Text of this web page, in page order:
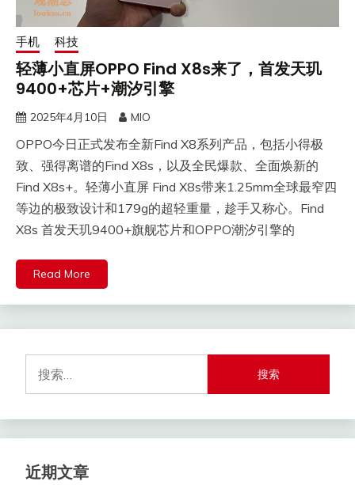
手机 科技
轻薄小直屏OPPO Find X8s来了，首发天玑
9400+芯片+潮汐引擎
2025年4月10日 MIO
OPPO今日正式发布全新Find X8系列产品，包括小得极
致、强得离谱的Find X8s，以及全民爆款、全面焕新的
Find X8s+。轻薄小直屏 Find X8s带来1.25mm全球最窄四
等边的极致设计和179g的超轻重量，趁手又称心。Find
X8s 首发天玑9400+旗舰芯片和OPPO潮汐引擎的
Read More
索：
近期文章